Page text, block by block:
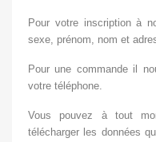
Pour votre inscription à
sexe, prénom, nom et
Pour une commande il
votre téléphone.
Vous pouvez à tout
télécharger les données